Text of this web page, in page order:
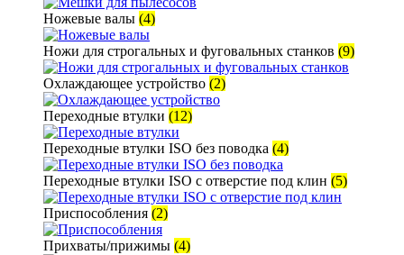
Ножевые валы (4)
Ножи для строгальных и фуговальных станков (9)
Охлаждающее устройство (2)
Переходные втулки (12)
Переходные втулки ISO без поводка (4)
Переходные втулки ISO с отверстие под клин (5)
Приспособления (2)
Прихваты/прижимы (4)